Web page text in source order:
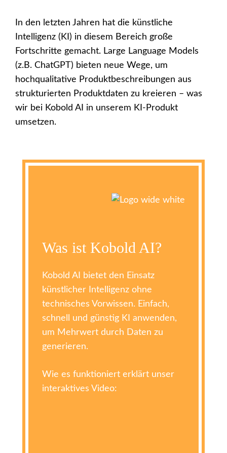
In den letzten Jahren hat die künstliche
Intelligenz (KI) in diesem Bereich große
Fortschritte gemacht. Large Language Models
(z.B. ChatGPT) bieten neue Wege, um
hochqualitative Produktbeschreibungen aus
strukturierten Produktdaten zu kreieren – was
wir bei Kobold AI in unserem KI-Produkt
umsetzen.
Was ist Kobold AI?
Kobold AI bietet den Einsatz
künstlicher Intelligenz ohne
technisches Vorwissen. Einfach,
schnell und günstig KI anwenden,
um Mehrwert durch Daten zu
generieren.
Wie es funktioniert erklärt unser
interaktives Video: